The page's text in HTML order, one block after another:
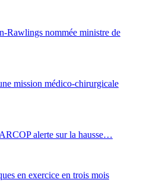
Rawlings nommée ministre de
mission médico-chirurgicale
alerte sur la hausse…
en exercice en trois mois